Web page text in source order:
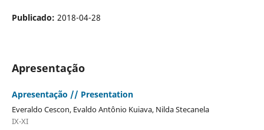
Publicado: 2018-04-28
Apresentação
Apresentação // Presentation
Everaldo Cescon, Evaldo Antônio Kuiava, Nilda Stecanela
IX-XI